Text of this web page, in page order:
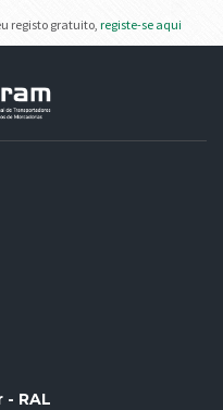
registo gratuito, registe-se aqui
RAL